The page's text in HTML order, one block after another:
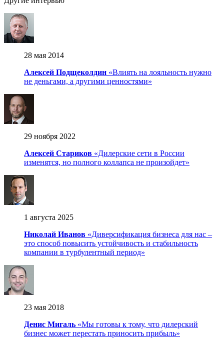
28 мая 2014
Алексей Подщеколдин «Влиять на лояльность нужно
не деньгами, а другими ценностями»
29 ноября 2022
Алексей Стариков «Дилерские сети в России
изменятся, но полного коллапса не произойдет»
1 августа 2025
Николай Иванов «Диверсификация бизнеса для нас –
это способ повысить устойчивость и стабильность
компании в турбулентный период»
23 мая 2018
Денис Мигаль «Мы готовы к тому, что дилерский
бизнес может перестать приносить прибыль»